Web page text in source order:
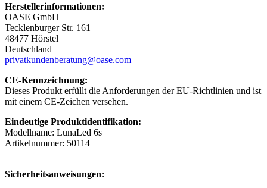
Herstellerinformationen:
OASE GmbH
Tecklenburger Str. 161
48477 Hörstel
Deutschland
privatkundenberatung@oase.com
CE-Kennzeichnung:
Dieses Produkt erfüllt die Anforderungen der EU-Richtlinien und ist
mit einem CE-Zeichen versehen.
Eindeutige Produktidentifikation:
Modellname: LunaLed 6s
Artikelnummer: 50114
Sicherheitsanweisungen: